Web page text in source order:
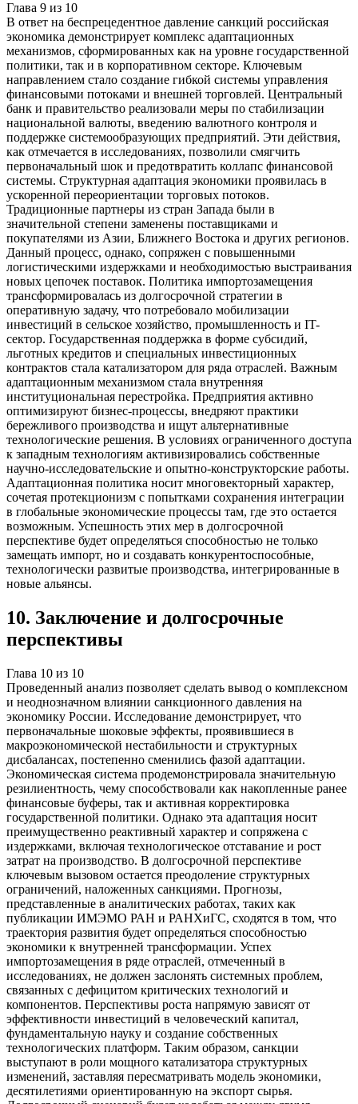
Глава 9 из 10
В ответ на беспрецедентное давление санкций российская
экономика демонстрирует комплекс адаптационных
механизмов, сформированных как на уровне государственной
политики, так и в корпоративном секторе. Ключевым
направлением стало создание гибкой системы управления
финансовыми потоками и внешней торговлей. Центральный
банк и правительство реализовали меры по стабилизации
национальной валюты, введению валютного контроля и
поддержке системообразующих предприятий. Эти действия,
как отмечается в исследованиях, позволили смягчить
первоначальный шок и предотвратить коллапс финансовой
системы. Структурная адаптация экономики проявилась в
ускоренной переориентации торговых потоков.
Традиционные партнеры из стран Запада были в
значительной степени заменены поставщиками и
покупателями из Азии, Ближнего Востока и других регионов.
Данный процесс, однако, сопряжен с повышенными
логистическими издержками и необходимостью выстраивания
новых цепочек поставок. Политика импортозамещения
трансформировалась из долгосрочной стратегии в
оперативную задачу, что потребовало мобилизации
инвестиций в сельское хозяйство, промышленность и IT-
сектор. Государственная поддержка в форме субсидий,
льготных кредитов и специальных инвестиционных
контрактов стала катализатором для ряда отраслей. Важным
адаптационным механизмом стала внутренняя
институциональная перестройка. Предприятия активно
оптимизируют бизнес-процессы, внедряют практики
бережливого производства и ищут альтернативные
технологические решения. В условиях ограниченного доступа
к западным технологиям активизировались собственные
научно-исследовательские и опытно-конструкторские работы.
Адаптационная политика носит многовекторный характер,
сочетая протекционизм с попытками сохранения интеграции
в глобальные экономические процессы там, где это остается
возможным. Успешность этих мер в долгосрочной
перспективе будет определяться способностью не только
замещать импорт, но и создавать конкурентоспособные,
технологически развитые производства, интегрированные в
новые альянсы.
10. Заключение и долгосрочные
перспективы
Глава 10 из 10
Проведенный анализ позволяет сделать вывод о комплексном
и неоднозначном влиянии санкционного давления на
экономику России. Исследование демонстрирует, что
первоначальные шоковые эффекты, проявившиеся в
макроэкономической нестабильности и структурных
дисбалансах, постепенно сменились фазой адаптации.
Экономическая система продемонстрировала значительную
резилиентность, чему способствовали как накопленные ранее
финансовые буферы, так и активная корректировка
государственной политики. Однако эта адаптация носит
преимущественно реактивный характер и сопряжена с
издержками, включая технологическое отставание и рост
затрат на производство. В долгосрочной перспективе
ключевым вызовом остается преодоление структурных
ограничений, наложенных санкциями. Прогнозы,
представленные в аналитических работах, таких как
публикации ИМЭМО РАН и РАНХиГС, сходятся в том, что
траектория развития будет определяться способностью
экономики к внутренней трансформации. Успех
импортозамещения в ряде отраслей, отмеченный в
исследованиях, не должен заслонять системных проблем,
связанных с дефицитом критических технологий и
компонентов. Перспективы роста напрямую зависят от
эффективности инвестиций в человеческий капитал,
фундаментальную науку и создание собственных
технологических платформ. Таким образом, санкции
выступают в роли мощного катализатора структурных
изменений, заставляя пересматривать модель экономики,
десятилетиями ориентированную на экспорт сырья.